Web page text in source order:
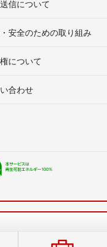
信について
安全のための取り組み
について
合わせ